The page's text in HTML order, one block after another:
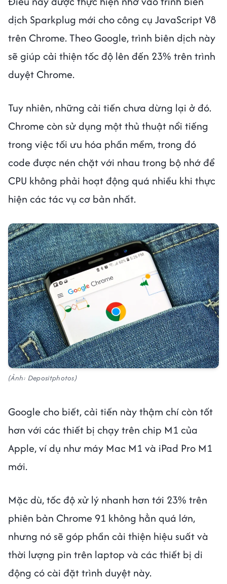
dịch Sparkplug mới cho công cụ JavaScript V8
trên Chrome. Theo Google, trình biên dịch này
sẽ giúp cải thiện tốc độ lên đến 23% trên trình
duyệt Chrome.
Tuy nhiên, những cải tiến chưa dừng lại ở đó.
Chrome còn sử dụng một thủ thuật nổi tiếng
trong việc tối ưu hóa phần mềm, trong đó
code được nén chặt với nhau trong bộ nhớ để
CPU không phải hoạt động quá nhiều khi thực
hiện các tác vụ cơ bản nhất.
(Ảnh: Depositphotos)
Google cho biết, cải tiến này thậm chí còn tốt
hơn với các thiết bị chạy trên chip M1 của
Apple, ví dụ như máy Mac M1 và iPad Pro M1
mới.
Mặc dù, tốc độ xử lý nhanh hơn tới 23% trên
phiên bản Chrome 91 không hẳn quá lớn,
nhưng nó sẽ góp phần cải thiện hiệu suất và
thời lượng pin trên laptop và các thiết bị di
động có cài đặt trình duyệt này.